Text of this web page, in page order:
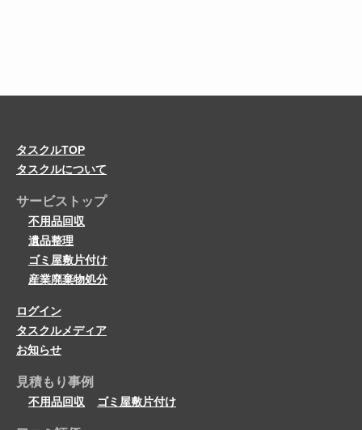
タスクルTOP
タスクルについて
サービストップ
不用品回収
遺品整理
ゴミ屋敷片付け
産業廃棄物処分
ログイン
タスクルメディア
お知らせ
見積もり事例
不用品回収 ゴミ屋敷片付け